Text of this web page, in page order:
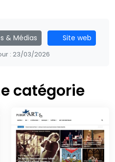
& Médias Site web
: 23/03/2026
catégorie